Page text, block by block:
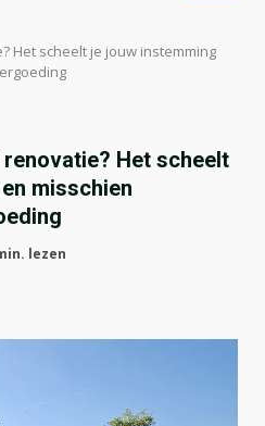
Het scheelt je jouw instemming
Het scheelt
misschien
lezen